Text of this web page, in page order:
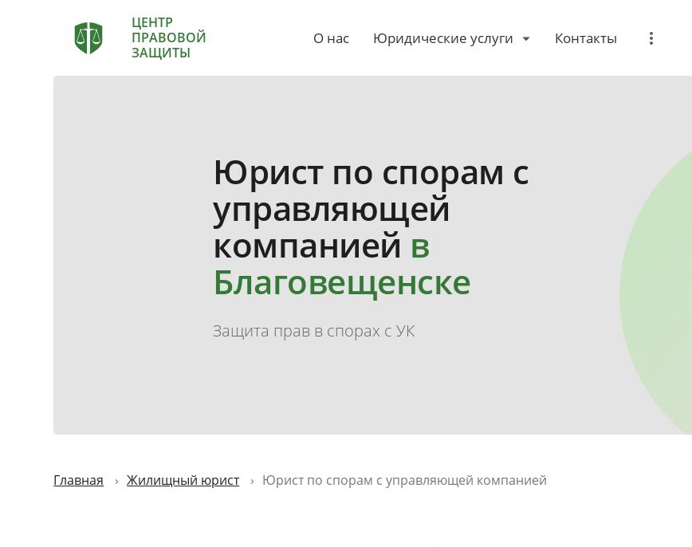
ЦЕНТР
ПРАВОВОЙ
ЗАЩИТЫ
О нас Юридические услуги Контакты
Юрист по спорам с
управляющей
компанией в
Благовещенске
Защита прав в спорах с УК
Главная Жилищный юрист Юрист по спорам с управляющей компанией